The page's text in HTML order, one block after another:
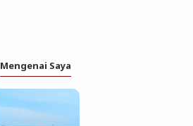
Mengenai Saya